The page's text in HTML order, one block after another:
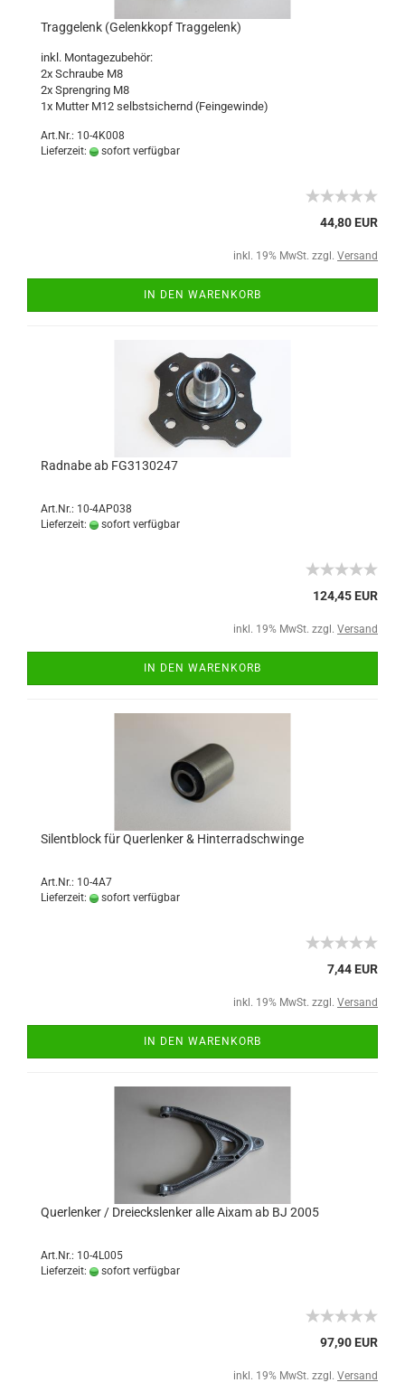
Traggelenk (Gelenkkopf Traggelenk)
inkl. Montagezubehör:
2x Schraube M8
2x Sprengring M8
1x Mutter M12 selbstsichernd (Feingewinde)
Art.Nr.: 10-4K008
Lieferzeit:
sofort verfügbar
44,80 EUR
inkl. 19% MwSt. zzgl. Versand
IN DEN WARENKORB
Radnabe ab FG3130247
Art.Nr.: 10-4AP038
Lieferzeit:
sofort verfügbar
124,45 EUR
inkl. 19% MwSt. zzgl. Versand
IN DEN WARENKORB
Silentblock für Querlenker & Hinterradschwinge
Art.Nr.: 10-4A7
Lieferzeit:
sofort verfügbar
7,44 EUR
inkl. 19% MwSt. zzgl. Versand
IN DEN WARENKORB
Querlenker / Dreieckslenker alle Aixam ab BJ 2005
Art.Nr.: 10-4L005
Lieferzeit:
sofort verfügbar
97,90 EUR
inkl. 19% MwSt. zzgl. Versand